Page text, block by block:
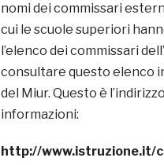
nomi dei commissari
cui le scuole superiori
l’elenco dei commissari
consultare questo elenco
del Miur. Questo è
informazioni:
http://www.istruzione.it/